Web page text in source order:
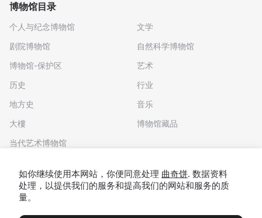
博物馆目录
个人与纪念博物馆
剧院博物馆
博物馆-保护区
历史
地方史
大樓
当代艺术博物馆
文学
自然科学博物馆
艺术
行业
音乐
博物馆藏品
如你继续使用本网站，你便同意处理 曲奇饼. 数据资料
处理，以提供我们的服务和提高我们的网站和服务的质
量。